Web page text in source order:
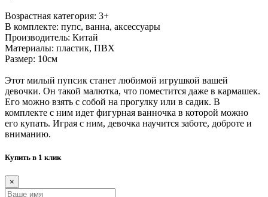
Возрастная категория: 3+
В комплекте: пупс, ванна, аксессуары
Производитель: Китай
Материалы: пластик, ПВХ
Размер: 10см
Этот милый пупсик станет любимой игрушкой вашей
девочки. Он такой малютка, что поместится даже в кармашек.
Его можно взять с собой на прогулку или в садик. В
комплекте с ним идет фигурная ванночка в которой можно
его купать. Играя с ним, девочка научится заботе, доброте и
вниманию.
Купить в 1 клик
×